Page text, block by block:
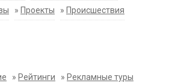
» Проекты » Происшествия
» Рейтинги » Рекламные туры